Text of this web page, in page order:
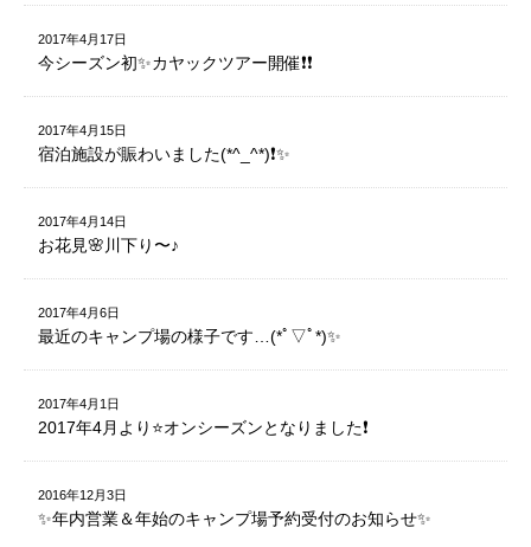
2017年4月17日
今シーズン初✨カヤックツアー開催❗️❗️
2017年4月15日
宿泊施設が賑わいました(*^_^*)❗️✨
2017年4月14日
お花見🌸川下り〜♪
2017年4月6日
最近のキャンプ場の様子です…(*ﾟ▽ﾟ*)✨
2017年4月1日
2017年4月より⭐️オンシーズンとなりました❗️
2016年12月3日
✨年内営業＆年始のキャンプ場予約受付のお知らせ✨